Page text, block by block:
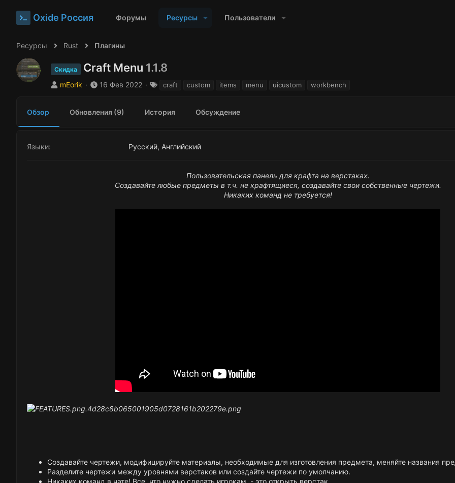
Oxide Россия Форумы Ресурсы Пользователи
Ресурсы Rust Плагины
Скидка Craft Menu 1.1.8
А
mEorik
Д
а
16 Фев 2022
Т
и
craft custom items menu uicustom workbench
Обзор Обновления (9) История Обсуждение
Языки Русский Английский
Пользовательская панель для крафта на верстаках.
Создавайте любые предметы в т.ч. не крафтящиеся, создавайте свои собственные чертежи.
Никаких команд не требуется!
Создавайте чертежи, модифицируйте материалы, необходимые для изготовления предмета, меняйте названия
Разделите чертежи между уровнями верстаков или создайте чертежи по умолчанию.